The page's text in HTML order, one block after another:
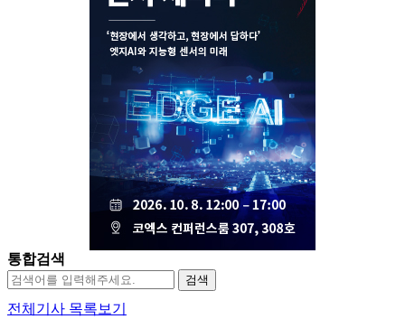
통합검색
검색
전체기사 목록보기